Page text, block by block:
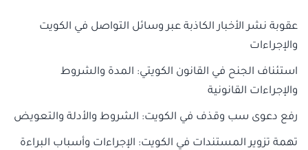
عقوبة نشر الأخبار الكاذبة عبر وسائل التواصل في الكويت
والإجراءات
استئناف الجنح في القانون الكويتي: المدة والشروط
والإجراءات القانونية
رفع دعوى سب وقذف في الكويت: الشروط والأدلة والتعويض
تهمة تزوير المستندات في الكويت: الإجراءات وأسباب البراءة